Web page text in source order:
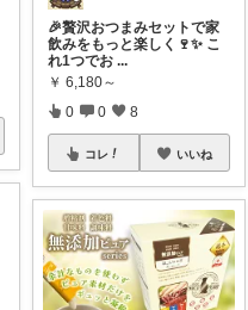
🎉贅沢おつまみセットで家
飲みをもっと楽しく🍷✨ こ
れ1つでお ...
￥ 6,180～
0 0 8
コレ いいね